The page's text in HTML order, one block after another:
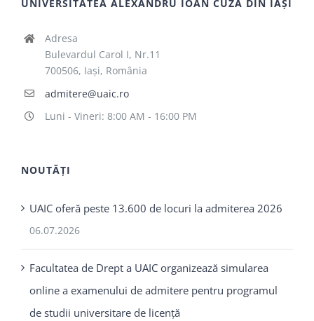
UNIVERSITATEA ALEXANDRU IOAN CUZA DIN IAȘI
Adresa
Bulevardul Carol I, Nr.11
700506, Iaşi, România
admitere@uaic.ro
Luni - Vineri: 8:00 AM - 16:00 PM
NOUTĂȚI
UAIC oferă peste 13.600 de locuri la admiterea 2026
06.07.2026
Facultatea de Drept a UAIC organizează simularea
online a examenului de admitere pentru programul
de studii universitare de licență